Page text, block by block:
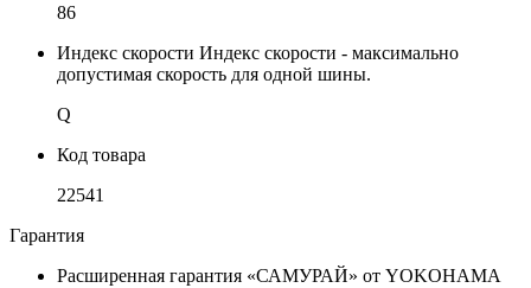
86
Индекс скорости Индекс скорости - максимально
допустимая скорость для одной шины.
Q
Код товара
22541
Гарантия
Расширенная гарантия «САМУРАЙ» от YOKOHAMA